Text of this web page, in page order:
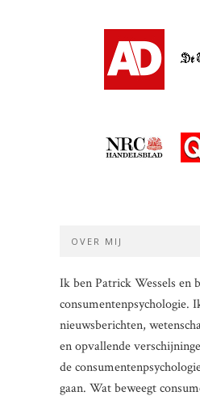
OVER MIJ
Ik ben Patrick Wessels en
consumentenpsychologie.
nieuwsberichten,
en opvallende
de
gaan. Wat beweegt